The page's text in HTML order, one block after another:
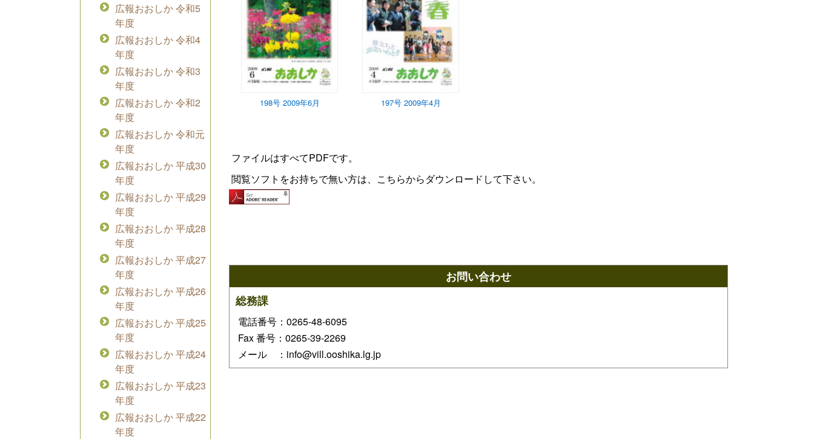
198号 2009年6月 197号 2009年4月
ファイルはすべてPDFです。
閲覧ソフトをお持ちで無い方は、こちらからダウンロードして下さい。
お問い合わせ
総務課
電話番号：0265-48-6095
Fax 番号：0265-39-2269
メール ：info@vill.ooshika.lg.jp
広報おおしか 令和5
年度
広報おおしか 令和4
年度
広報おおしか 令和3
年度
広報おおしか 令和2
年度
広報おおしか 令和元
年度
広報おおしか 平成30
年度
広報おおしか 平成29
年度
広報おおしか 平成28
年度
広報おおしか 平成27
年度
広報おおしか 平成26
年度
広報おおしか 平成25
年度
広報おおしか 平成24
年度
広報おおしか 平成23
年度
広報おおしか 平成22
年度